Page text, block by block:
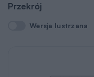
Przekrój
Wersja lustrzana
Wersja lustrzana